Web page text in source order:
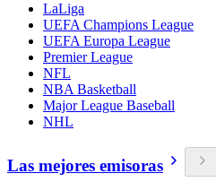
LaLiga
UEFA Champions League
UEFA Europa League
Premier League
NFL
NBA Basketball
Major League Baseball
NHL
Las mejores emisoras